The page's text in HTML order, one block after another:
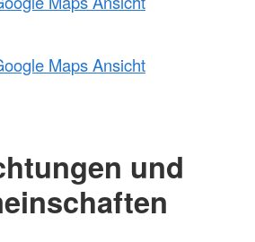
Maps Ansicht
und